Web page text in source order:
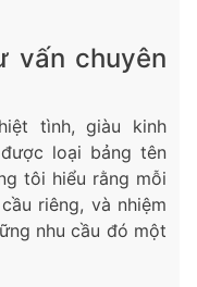
vấn chuyên
tình, giàu kinh
loại bảng tên
tôi hiểu rằng mỗi
riêng, và nhiệm
nhu cầu đó một